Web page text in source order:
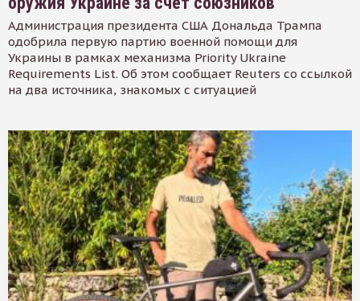
Администрация президента США Дональда Трампа
одобрила первую партию военной помощи для
Украины в рамках механизма Priority Ukraine
Requirements List. Об этом сообщает Reuters со ссылкой
на два источника, знакомых с ситуацией